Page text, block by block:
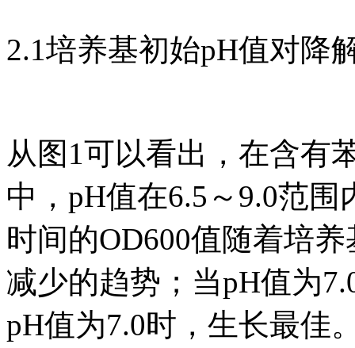
2.1培养基初始pH值对降
从图1可以看出，在含有
中，pH值在6.5～9.0范
时间的OD600值随着培
减少的趋势；当pH值为
pH值为7.0时，生长最佳